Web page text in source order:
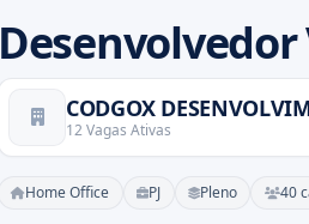
Desenvolvedor
12 Vagas Ativas
Home Office PJ Pleno 40